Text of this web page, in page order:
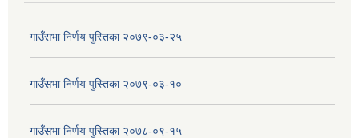
गाउँसभा निर्णय पुस्तिका २०७९-०३-२५
गाउँसभा निर्णय पुस्तिका २०७९-०३-१०
गाउँसभा निर्णय पुस्तिका २०७८-०९-१५